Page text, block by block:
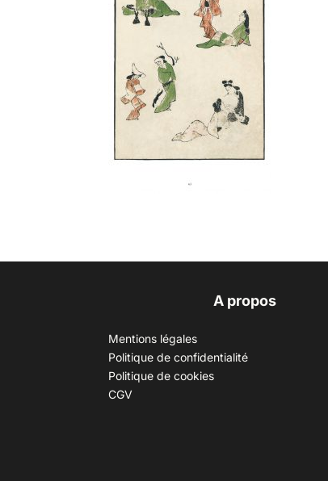
A propos
Mentions légales
Politique de confidentialité
Politique de cookies
CGV